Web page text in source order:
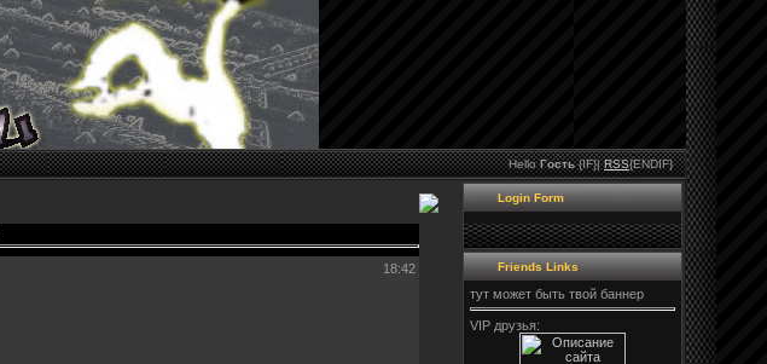
HelloГость{IF}|RSS{ENDIF}
18:42
Login Form
Friends Links
тут может быть твой баннер
VIP друзья: